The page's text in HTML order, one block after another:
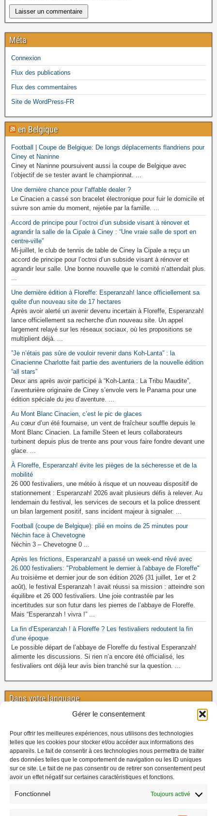
Gérer le consentement
Pour offrir les meilleures expériences, nous utilisons des technologies
telles que les cookies pour stocker et/ou accéder aux informations des
appareils. Le fait de consentir à ces technologies nous permettra de traiter
des données telles que le comportement de navigation ou les ID uniques
sur ce site. Le fait de ne pas consentir ou de retirer son consentement peut
avoir un effet négatif sur certaines caractéristiques et fonctions.
Fonctionnel Toujours activé
Méta
Connexion
Flux des publications
Flux des commentaires
Site de WordPress-FR
en Belgique
Football | Coupe de Belgique: De longs déplacements flandriens pour
Ciney et Naninne
Ciney et Naninne poursuivent aussi la coupe de Belgique avec
l’objectif de se tester avant le championnat. ...
Une dernière chance pour l’affable dealer ?
Le Cinacien a cassé son bracelet électronique pour fuir le domicile et
suivre son amie du moment, rejetée par la famille. ...
Accord de principe pour l’octroi d’un subside visant à rénover et
agrandir la salle de la Cipale à Ciney : “Une vraie salle de sport en
centre-ville”
Mi-juillet, le club de tennis de table de Ciney la Cipale a reçu un
accord de principe pour l’octroi d’un subside visant à rénover et
agrandir leur salle. Une bonne nouvelle que le comité n’attendait plus.
Une dernière édition à Floreffe: Esperanzah! lance officiellement sa
quête d'un nouveau site de 17 hectares
Après avoir alerté un avenir devenu incertain à Floreffe, Esperanzah!
lance officiellement sa recherche d'un nouveau site. Un appel
largement relayé sur les réseaux sociaux, où les propositions se
multiplient déjà. ...
”Je n’étais pas sûre de vouloir revenir dans Koh-Lanta” : la
Cinacienne Charlotte fait partie des aventuriers de la nouvelle édition
“all stars”
Deux ans après avoir participé à “Koh-Lanta : La Tribu Maudite”,
l’aventurière originaire de Ciney s’envole vers le Panama pour une
édition spéciale du jeu d’aventure. ...
Au Mont Blanc Cinacien, c’est le pic de glaces
Au cœur d’un été fournaise, un vent de fraîcheur souffle depuis le
Mont Blanc Cinacien. La famille Steen et leurs collaborateurs
turbinent depuis plus de trente ans pour vous faire fondre devant une
glace. ...
À Floreffe, Esperanzah! évite les pièges de la sécheresse et de la
mobilité
26 000 festivaliers, une météo à risque et un nouveau dispositif de
stationnement : Esperanzah! 2026 avait plusieurs défis à relever. Au
lendemain du festival, les services de secours et la police dressent
un bilan largement positif, sans incident majeur à signaler. ...
Football (coupe de Belgique): plié en moins de 25 minutes pour
Néchin face à Chevetogne
Néchin 3 – Chevetogne 0 ...
Après les frictions, Esperanzah! a passé un week-end rêvé avec
26.000 festivaliers: "Probablement le dernier à l'abbaye de Floreffe"
Au troisième et dernier jour de son édition 2026 (31 juillet, 1er et 2
août), le festival Esperanzah ! avait réussi sa mission : atteindre son
équilibre et 26 000 festivaliers. Une joie contrastée par les
incertitudes sur son futur dans les pierres de l’abbaye de Floreffe.
Mais “Esperanzah ! vivra !” ...
La fin d’Esperanzah ! à Floreffe ? Les festivaliers redoutent la fin
d’une époque
Le possible départ de l’abbaye de Floreffe du festival Esperanzah!
alimente les discussions. Si rien n’a encore été officialisé, les
festivaliers ont déjà leur avis bien tranché sur la question. ...
Dans votre language
Today's Views:0
Today's Visitors:0